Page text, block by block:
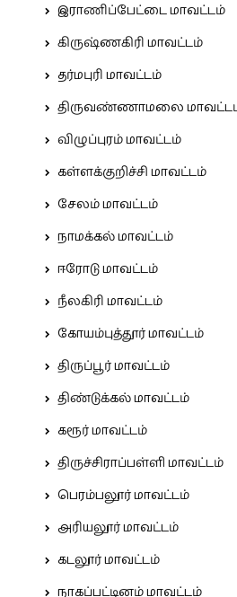
இராணிப்பேட்டை மாவட்டம்
கிருஷ்ணகிரி மாவட்டம்
தர்மபுரி மாவட்டம்
திருவண்ணாமலை
விழுப்புரம் மாவட்டம்
கள்ளக்குறிச்சி மாவட்டம்
சேலம் மாவட்டம்
நாமக்கல் மாவட்டம்
ஈரோடு மாவட்டம்
நீலகிரி மாவட்டம்
கோயம்புத்தூர் மாவட்டம்
திருப்பூர் மாவட்டம்
திண்டுக்கல் மாவட்டம்
கரூர் மாவட்டம்
திருச்சிராப்பள்ளி மாவட்டம்
பெரம்பலூர் மாவட்டம்
அரியலூர் மாவட்டம்
கடலூர் மாவட்டம்
நாகப்பட்டினம் மாவட்டம்